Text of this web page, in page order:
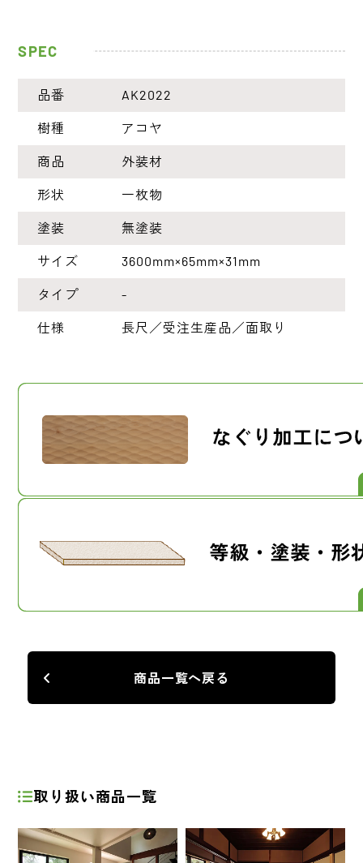
SPEC
品番 AK2022
樹種 アコヤ
商品 外装材
形状 一枚物
塗装 無塗装
サイズ 3600mm×65mm×31mm
タイプ -
仕様 長尺／受注生産品／面取り
商品一覧へ戻る
取り扱い商品一覧